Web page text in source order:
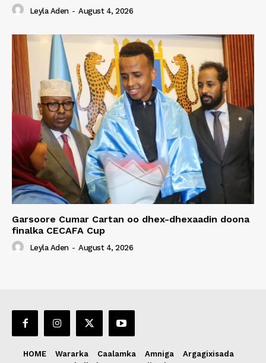
Leyla Aden - August 4, 2026
Garsoore Cumar Cartan oo dhex-dhexaadin doona
finalka CECAFA Cup
Leyla Aden - August 4, 2026
HOME Wararka Caalamka Amniga
Argagixisada